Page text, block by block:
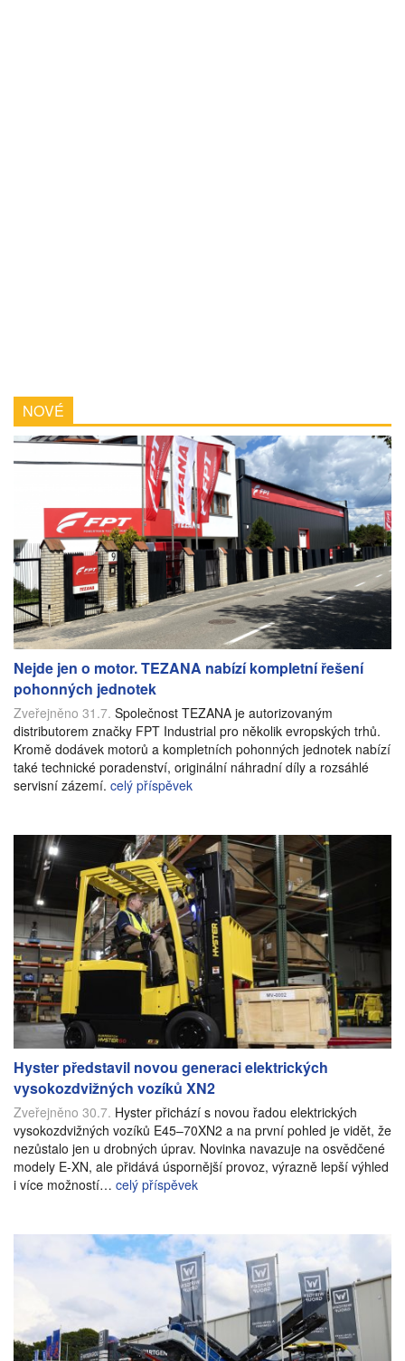
NOVÉ
Nejde jen o motor. TEZANA nabízí kompletní řešení
pohonných jednotek
Zveřejněno 31.7. Společnost TEZANA je autorizovaným
distributorem značky FPT Industrial pro několik evropských trhů.
Kromě dodávek motorů a kompletních pohonných jednotek nabízí
také technické poradenství, originální náhradní díly a rozsáhlé
servisní zázemí. celý příspěvek
Hyster představil novou generaci elektrických
vysokozdvižných vozíků XN2
Zveřejněno 30.7. Hyster přichází s novou řadou elektrických
vysokozdvižných vozíků E45–70XN2 a na první pohled je vidět, že
nezůstalo jen u drobných úprav. Novinka navazuje na osvědčené
modely E-XN, ale přidává úspornější provoz, výrazně lepší výhled
i více možností… celý příspěvek